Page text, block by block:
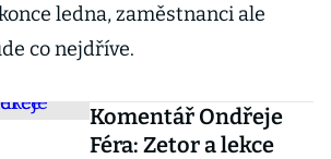
ledna, zaměstnanci ale
co nejdříve.
Komentář Ondřeje
Féra: Zetor a lekce